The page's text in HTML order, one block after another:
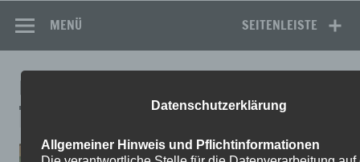
SEITENLEISTE
MENÜ
IMG_2122
Datenschutzerklärung
Allgemeiner Hinweis und Pflichtinformationen